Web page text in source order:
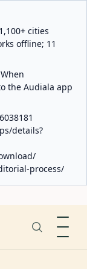
cities
offline; 11
the Audiala app
details?
process/